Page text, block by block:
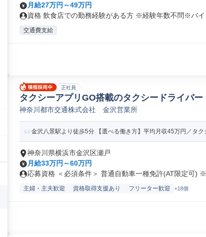
月給27万円～49万円
資格 飲食店での勤務経験がある方 ※経験年数不問※バイ
交通費支給
正社員
タクシーアプリGO搭載のタクシードライバー
神奈川都市交通株式会社 金沢営業所
金沢八景駅より徒歩5分 【選べる働き方】平均月収45万円／タ
神奈川県横浜市金沢区瀬戸
月給33万円～60万円
応募資格 ＜必須条件＞ 普通自動車一種免許(AT限定可) ※
主婦・主夫歓迎 資格取得支援あり フリーター歓迎 +18個